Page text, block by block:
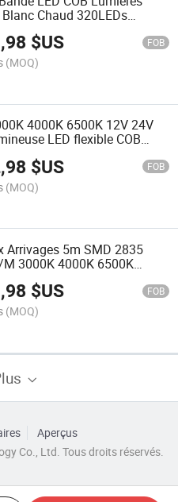
Chaud 320LEDs
pour Club Restaurant Hôtel
Décoration
$US FOB
(MOQ)
4000K 6500K 12V 24V
LED flexible COB
pour rétroéclairage
de cabinet à bijoux
$US FOB
(MOQ)
Arrivages 5m SMD 2835
3000K 4000K 6500K
RGB 12V 24V Bande LED
de couleur
$US FOB
(MOQ)
Aperçus
Co., Ltd. Tous droits réservés.